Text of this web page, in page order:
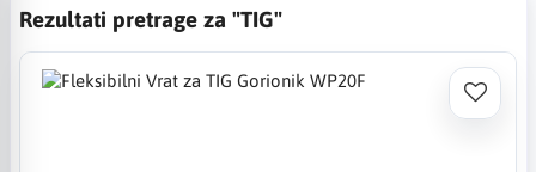
Rezultati pretrage za "TIG"